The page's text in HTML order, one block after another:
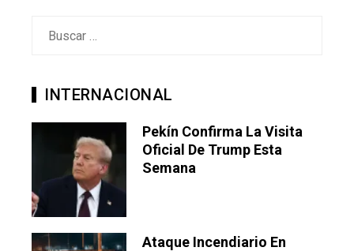
INTERNACIONAL
Pekín Confirma La Visita
Oficial De Trump Esta
Semana
Ataque Incendiario En